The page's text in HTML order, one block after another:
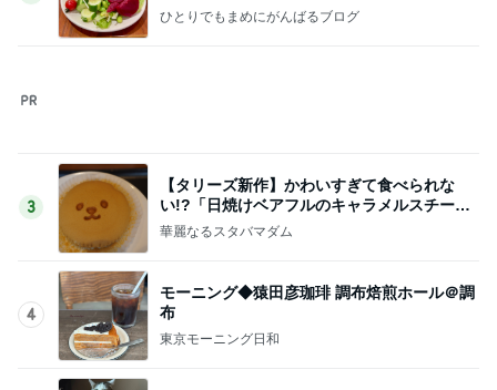
東京モーニング日和
5
このジャンルの記事をもっと見る
Amebaトピックス 1時間前